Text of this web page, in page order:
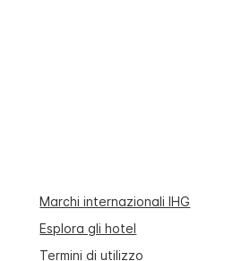
Marchi internazionali IHG
Esplora gli hotel
Termini di utilizzo